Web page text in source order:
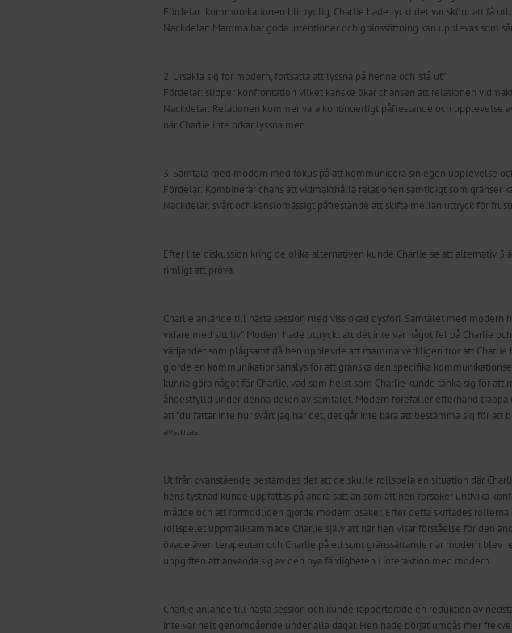
Fördelar: kommunikationen blir tydlig, Charlie hade tyckt det var skönt att få
Nackdelar: Mamma har goda intentioner och gränssättning kan upplevas som
2. Ursäkta sig för modern, fortsätta att lyssna på henne och ”stå ut”
Fördelar: slipper konfrontation vilket kanske ökar chansen att relationen
Nackdelar: Relationen kommer vara kontinuerligt påfrestande och
när Charlie inte orkar lyssna mer.
3. Samtala med modern med fokus på att kommunicera sin egen upplevelse
Fördelar: Kombinerar chans att vidmakthålla relationen samtidigt som gränser
Nackdelar: svårt och känslomässigt påfrestande att skifta mellan uttryck för
Efter lite diskussion kring de olika alternativen kunde Charlie se att alternativ
rimligt att pröva.
Charlie anlände till nästa session med viss ökad dysfori. Samtalet med modern
vidare med sitt liv”. Modern hade uttryckt att det inte var något fel på Charlie
vädjandet som plågsamt då hen upplevde att mamma verkligen tror att
gjorde en kommunikationsanalys för att granska den specifika
kunna göra något för Charlie, vad som helst som Charlie kunde tänka sig för
ångestfylld under denna delen av samtalet. Modern förefaller efterhand
att ”du fattar inte hur svårt jag har det, det går inte bara att bestämma sig för
avslutas.
Utifrån ovanstående bestämdes det att de skulle rollspela en situation där
hens tystnad kunde uppfattas på andra sätt än som att hen försöker undvika
mådde och att förmodligen gjorde modern osäker. Efter detta skiftades
rollspelet uppmärksammade Charlie själv att när hen visar förståelse för den
övade även terapeuten och Charlie på ett sunt gränssättande när modern
uppgiften att använda sig av den nya färdigheten i interaktion med modern.
Charlie anlände till nästa session och kunde rapporterade en reduktion av
inte var helt genomgående under alla dagar. Hen hade börjat umgås mer